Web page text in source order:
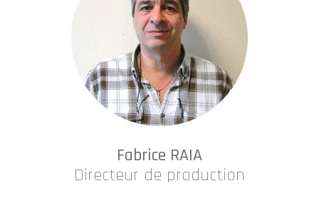
Fabrice RAIA
Directeur de production